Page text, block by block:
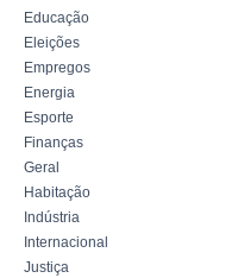
Educação
Eleições
Empregos
Energia
Esporte
Finanças
Geral
Habitação
Indústria
Internacional
Justiça